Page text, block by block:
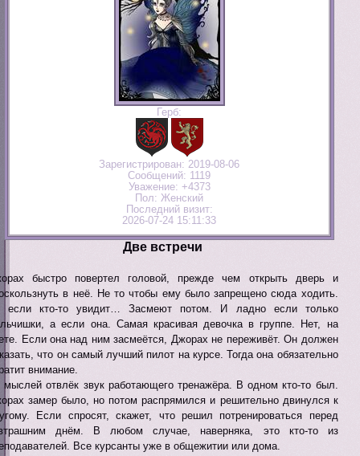
Герб:
Зарегистрирован: 2019-08-06
Сообщений: 1119
Уважение: +4373
Пол: Женский
Последний визит:
2026-07-24 15:11:33
Две встречи
быстро повертел головой, прежде чем открыть дверь и
в неё. Не то чтобы ему было запрещено сюда ходить.
если кто-то увидит… Засмеют потом. И ладно если только
а если она. Самая красивая девочка в группе. Нет, на
Если она над ним засмеётся, Джорах не переживёт. Он должен
что он самый лучший пилот на курсе. Тогда она обязательно
внимание.
мыслей отвлёк звук работающего тренажёра. В одном кто-то был.
замер было, но потом распрямился и решительно двинулся к
Если спросят, скажет, что решил потренироваться перед
днём. В любом случае, наверняка, это кто-то из
Все курсанты уже в общежитии или дома.